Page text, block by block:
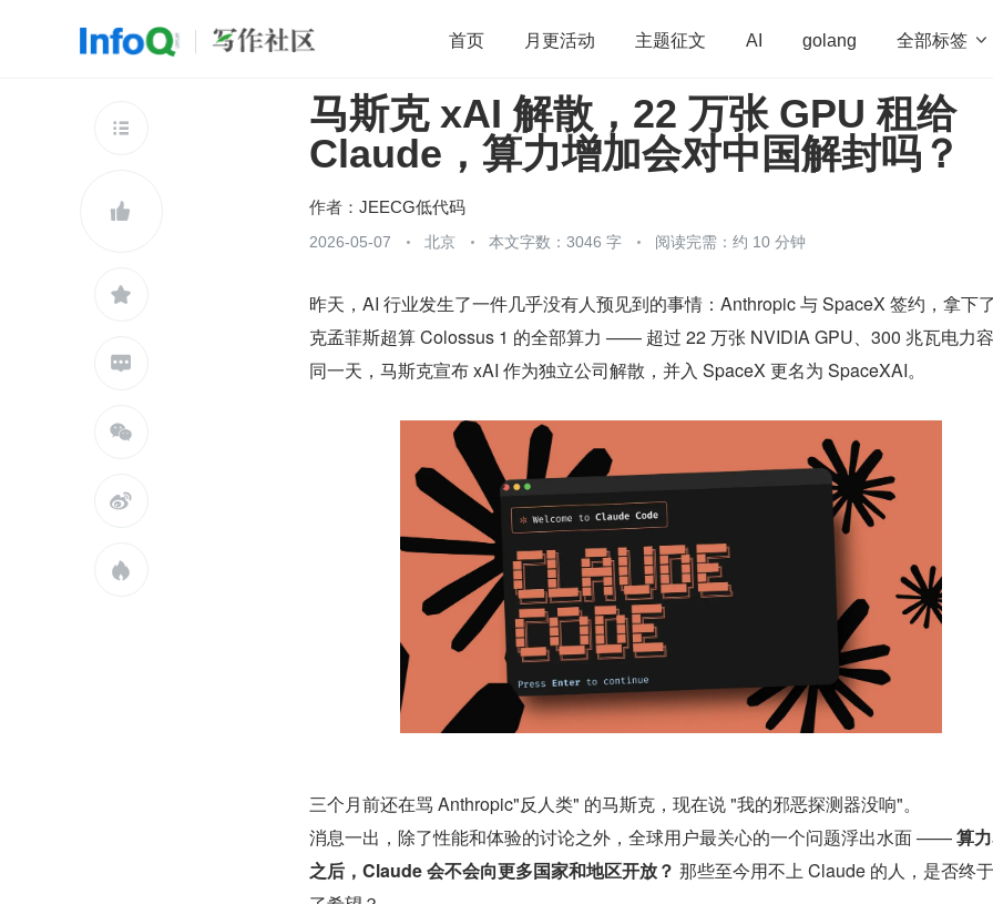
首页 月更活动 主题征文 AI golang 全部标签 
开源 架构 OpenHarmony 算法 学习方法 Web3.0
团队管理 程序员 运维 深度思考 低代码 redis
查看更多







马斯克 xAI 解散，22 万张 GPU 租给
Claude，算力增加会对中国解封吗？
作者： JEECG低代码
2026-05-07 北京 本文字数：3046 字 阅读完需：约 10 分钟
昨天，AI 行业发生了一件几乎没有人预见到的事情：Anthropic 与 SpaceX 签约，拿下
克孟菲斯超算 Colossus 1 的全部算力 —— 超过 22 万张 NVIDIA GPU、300 兆瓦电力
同一天，马斯克宣布 xAI 作为独立公司解散，并入 SpaceX 更名为 SpaceXAI。
三个月前还在骂 Anthropic"反人类" 的马斯克，现在说 "我的邪恶探测器没响"。
消息一出，除了性能和体验的讨论之外，全球用户最关心的一个问题浮出水面 —— 算
之后，Claude 会不会向更多国家和地区开放？ 那些至今用不上 Claude 的人，是否终